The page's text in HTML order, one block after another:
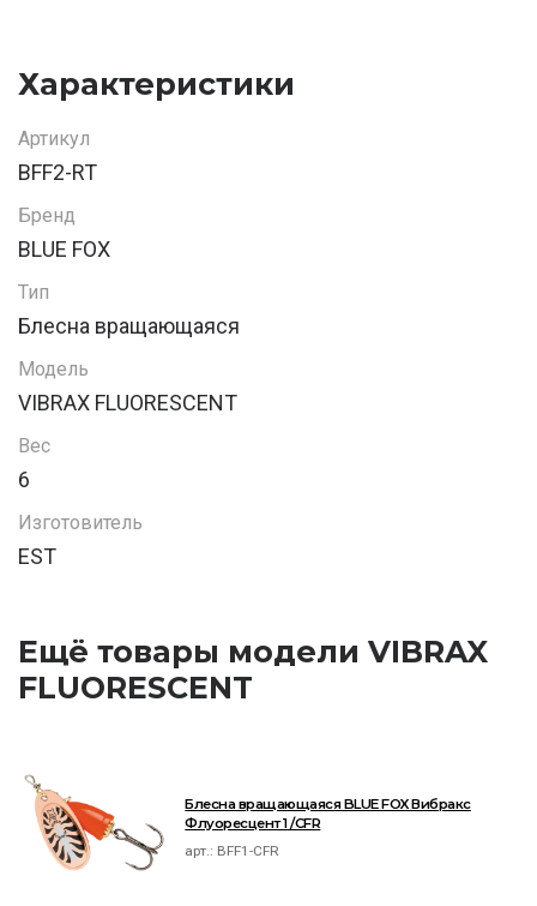
Характеристики
Артикул
BFF2-RT
Бренд
BLUE FOX
Тип
Блесна вращающаяся
Модель
VIBRAX FLUORESCENT
Вес
6
Изготовитель
EST
Ещё товары модели VIBRAX
FLUORESCENT
Блесна вращающаяся BLUE FOX Вибракс
Флуоресцент 1 /CFR
арт.: BFF1-CFR